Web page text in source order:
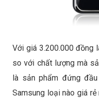
Với giá 3.200.000 đồng
so với chất lượng mà
là sản phẩm đứng
Samsung loại nào giá